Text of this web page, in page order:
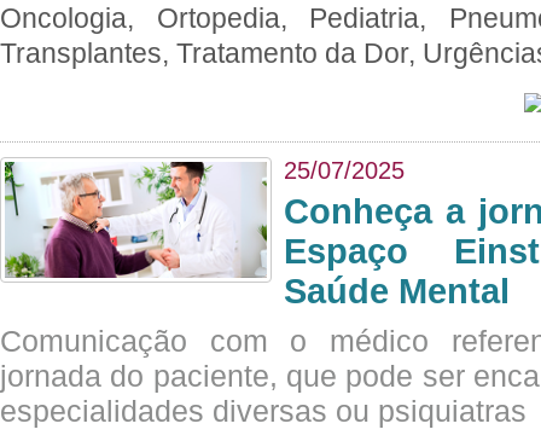
Oncologia, Ortopedia, Pediatria,
Transplantes, Tratamento da Dor,
25/07/2025
Conheça a
Espaço
Saúde Mental
Comunicação com o médico
jornada do paciente, que pode ser
especialidades diversas ou psiquiatras